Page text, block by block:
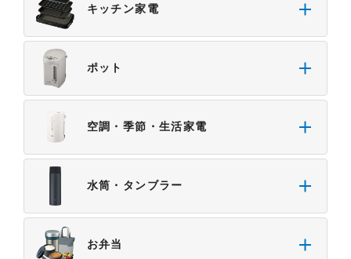
って生じる一切の損害。
キッチン家電
ポット
空調・季節・生活家電
水筒・タンブラー
お弁当